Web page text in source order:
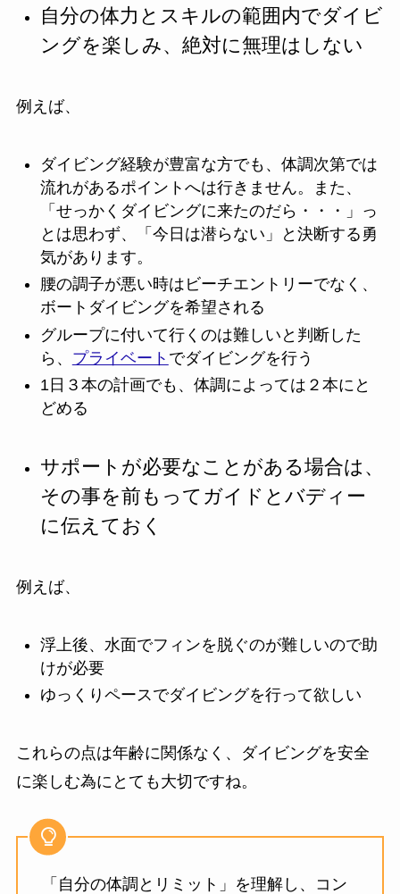
自分の体力とスキルの範囲内でダイビ
ングを楽しみ、絶対に無理はしない
例えば、
ダイビング経験が豊富な方でも、体調次第では
流れがあるポイントへは行きません。また、
「せっかくダイビングに来たのだら・・・」っ
とは思わず、「今日は潜らない」と決断する勇
気があります。
腰の調子が悪い時はビーチエントリーでなく、
ボートダイビングを希望される
グループに付いて行くのは難しいと判断した
ら、 プライベート でダイビングを行う
1日３本の計画でも、体調によっては２本にと
どめる
サポートが必要なことがある場合は、
その事を前もってガイドとバディー
に伝えておく
例えば、
浮上後、水面でフィンを脱ぐのが難しいので助
けが必要
ゆっくりペースでダイビングを行って欲しい
これらの点は年齢に関係なく、ダイビングを安全
に楽しむ為にとても大切ですね。
「自分の体調とリミット」を理解し、コン